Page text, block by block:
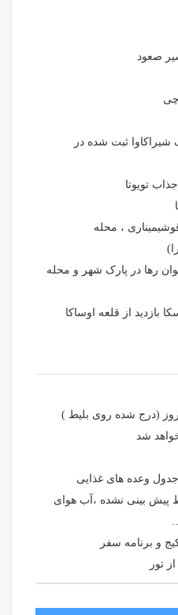
صعود
ثبت شده در
تویوتا
، محله
رها در پارک شهر و محله
از قلعه اوساکا
روز (درج شده روی بلیط )
شد
وعده های غذایی
پیش بینی نشده ،آب هوای
و برنامه سفر
تور